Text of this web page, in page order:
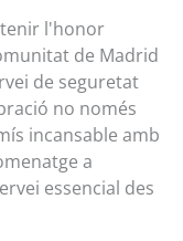
tenir l'honor
de Madrid
de seguretat
no només
incansable amb
a
essencial des